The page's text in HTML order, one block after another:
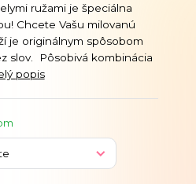
ružami je špeciálna
Chcete Vašu milovanú
je originálnym spôsobom
slov. Pôsobivá kombinácia
popis